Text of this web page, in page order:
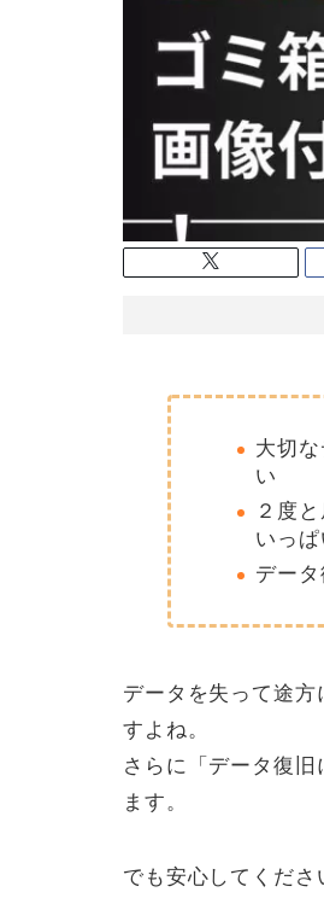
大切
い
２度
いっぱ
デー
データを失って途
すよね。
さらに「データ復
ます。
でも安心してくださ